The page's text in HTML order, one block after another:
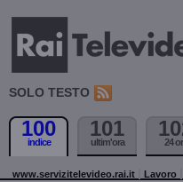
SOLO TESTO
100
indice
101
ultim'ora 24
www.servizitelevideo.rai.it Lavoro